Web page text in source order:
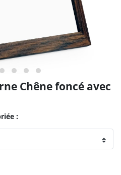
Chêne foncé avec
: